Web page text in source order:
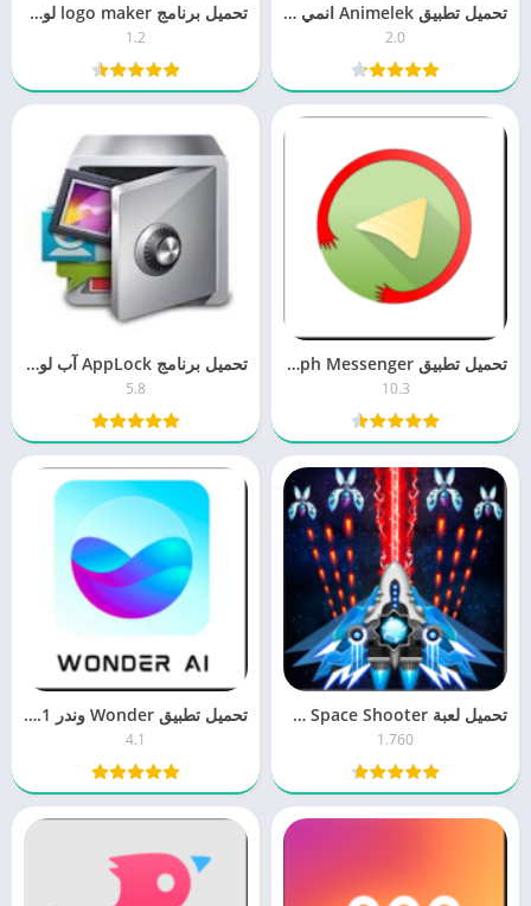
تحميل تطبيق Animelek انمي ليك 2.0 لمشاهدة الانمي اون لاين مجانا
2.0
تحميل برنامج logo maker لوجو ميكر 1.2 لتصميم الشعارات برابط مباشر
1.2
تحميل تطبيق Graph Messenger تليجراف 10.3 للكمبيوتر والموبايل اخر اصدار
10.3
تحميل برنامج AppLock آب لوك 5.8 قفل التطبيقات مجانا برابط مباشر
5.8
تحميل لعبة Space Shooter سبيس شوتر 1.7 للكمبيوتر والجوال برابط مباشر
1.760
تحميل تطبيق Wonder وندر 4.1 فن الذكاء الاصطناعي اخر اصدار
4.1